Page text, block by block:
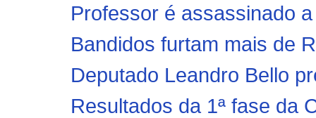
Professor é assassinado
Bandidos furtam mais de
Deputado Leandro Bello
Resultados da 1ª fase da